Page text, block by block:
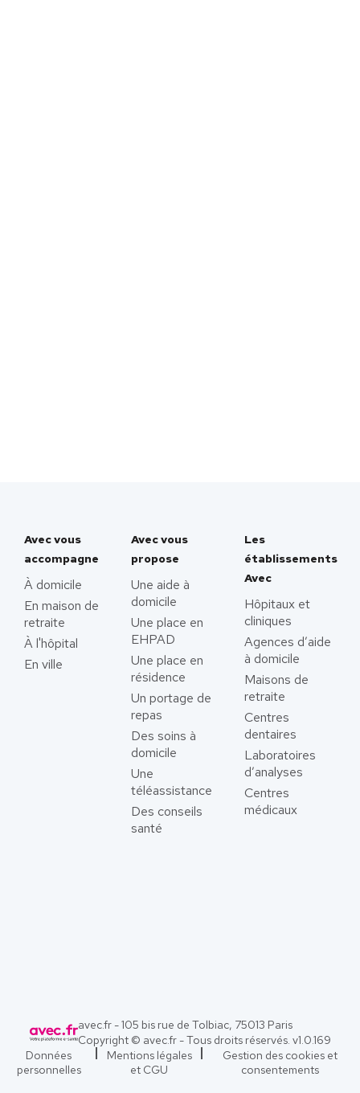
Avec vous
accompagne
À domicile
En maison de
retraite
À l'hôpital
En ville
Avec vous
propose
Une aide à
domicile
Une place en
EHPAD
Une place en
résidence
Un portage de
repas
Des soins à
domicile
Une
téléassistance
Des conseils
santé
Les
établissements
Avec
Hôpitaux et
cliniques
Agences d’aide
à domicile
Maisons de
retraite
Centres
dentaires
Laboratoires
d’analyses
Centres
médicaux
avec.fr - 105 bis rue de Tolbiac, 75013 Paris
Copyright © avec.fr - Tous droits réservés. v1.0.169
Données
personnelles
Mentions légales
et CGU
Gestion des cookies et
consentements